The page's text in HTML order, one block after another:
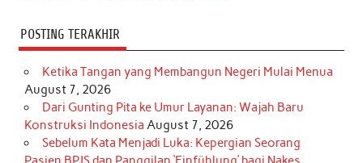
POSTING TERAKHIR
Ketika Tangan yang Membangun Negeri Mulai Menua
August 7, 2026
Dari Gunting Pita ke Umur Layanan: Wajah Baru
Konstruksi Indonesia August 7, 2026
Sebelum Kata Menjadi Luka: Kepergian Seorang